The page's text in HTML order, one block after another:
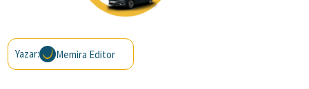
Yazar: Memira Editor